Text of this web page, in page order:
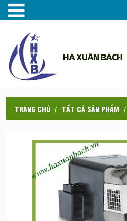
HÀ XUÂN BÁCH
TRANG CHỦ TẤT CẢ SẢN PHẨM